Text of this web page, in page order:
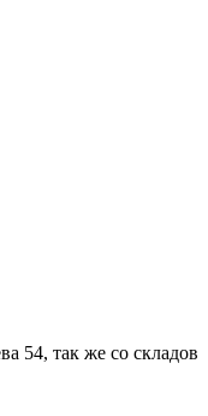
54, так же со складов